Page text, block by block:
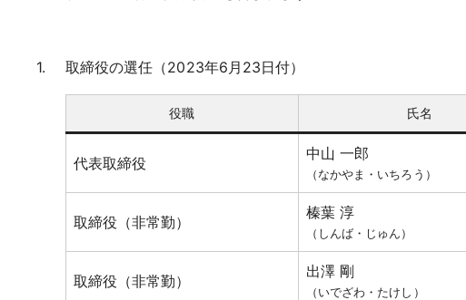
取締役の選任（2023年6月23日付）
役職 氏名
代表取締役
中山 一郎
（なかやま・いちろう）
取締役（非常勤）
榛葉 淳
（しんば・じゅん）
取締役（非常勤）
出澤 剛
（いでざわ・たけし）